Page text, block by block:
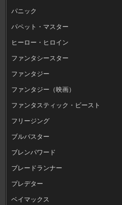
パニック
パペット・マスター
ヒーロー・ヒロイン
ファンタシースター
ファンタジー
ファンタジー（映画）
ファンタスティック・ビースト
フリージング
ブルバスター
ブレンパワード
ブレードランナー
プレデター
ベイマックス